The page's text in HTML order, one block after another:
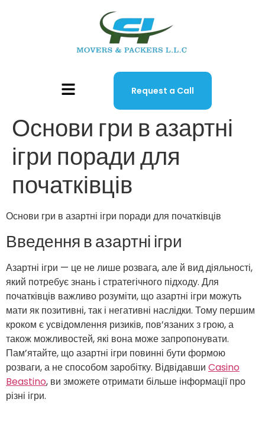
Request a Call
Основи гри в азартні
ігри поради для
початківців
Основи гри в азартні ігри поради для початківців
Введення в азартні ігри
Азартні ігри — це не лише розвага, але й вид діяльності,
який потребує знань і стратегічного підходу. Для
початківців важливо розуміти, що азартні ігри можуть
мати як позитивні, так і негативні наслідки. Тому першим
кроком є усвідомлення ризиків, пов’язаних з грою, а
також можливостей, які вона може запропонувати.
Пам’ятайте, що азартні ігри повинні бути формою
розваги, а не способом заробітку. Відвідавши Casino
Beastino, ви зможете отримати більше інформації про
різні ігри.